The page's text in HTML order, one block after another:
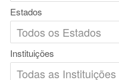
Estados
Instituições